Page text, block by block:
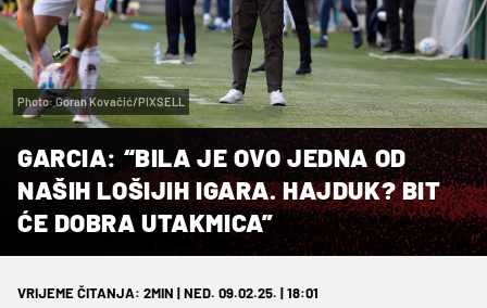
Photo: Goran Kovačić/PIXSELL
GARCIA: “BILA JE OVO JEDNA OD
NAŠIH LOŠIJIH IGARA. HAJDUK? BIT
ĆE DOBRA UTAKMICA”
VRIJEME ČITANJA: 2MIN | NED. 09.02.25. | 18:01